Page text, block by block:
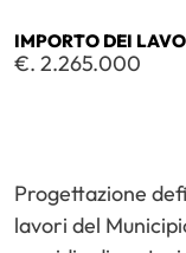
IMPORTO DEI
€. 2.265.000
Progettazione
lavori del